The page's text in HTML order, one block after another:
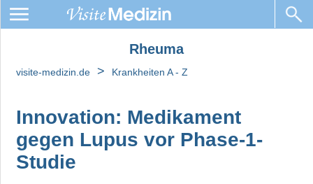
Rheuma
visite-medizin.de > Krankheiten A - Z
Innovation: Medikament
gegen Lupus vor Phase-1-
Studie
Wir
Fragen
Rheumatisches
Fieber